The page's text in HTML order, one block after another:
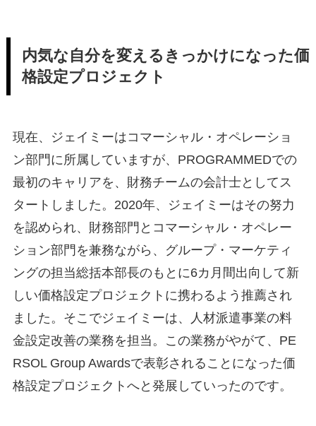
内気な自分を変えるきっかけになった価
格設定プロジェクト
現在、ジェイミーはコマーシャル・オペレーショ
ン部門に所属していますが、PROGRAMMEDでの
最初のキャリアを、財務チームの会計士としてス
タートしました。2020年、ジェイミーはその努力
を認められ、財務部門とコマーシャル・オペレー
ション部門を兼務ながら、グループ・マーケティ
ングの担当総括本部長のもとに6カ月間出向して新
しい価格設定プロジェクトに携わるよう推薦され
ました。そこでジェイミーは、人材派遣事業の料
金設定改善の業務を担当。この業務がやがて、PE
RSOL Group Awardsで表彰されることになった価
格設定プロジェクトへと発展していったのです。